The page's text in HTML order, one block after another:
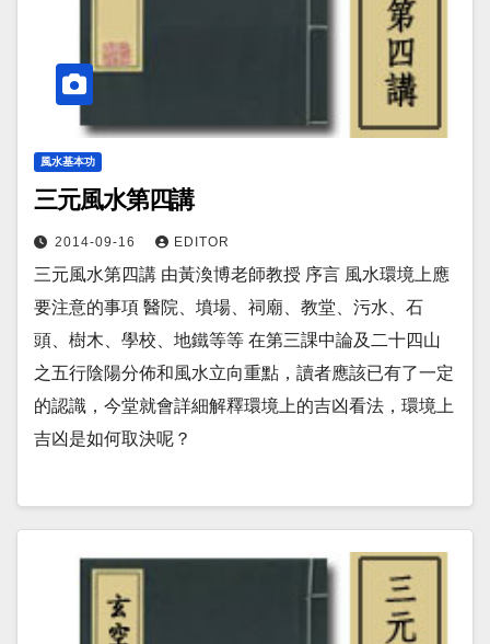
風水基本功
三元風水第四講
2014-09-16 EDITOR
三元風水第四講 由黃渙博老師教授 序言 風水環境上應
要注意的事項 醫院、墳場、祠廟、教堂、污水、石
頭、樹木、學校、地鐵等等 在第三課中論及二十四山
之五行陰陽分佈和風水立向重點，讀者應該已有了一定
的認識，今堂就會詳細解釋環境上的吉凶看法，環境上
吉凶是如何取決呢？